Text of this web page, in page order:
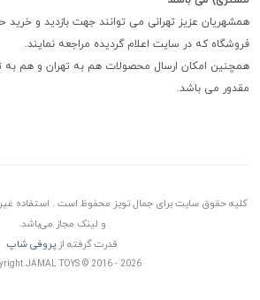
همشهریان عزیز تهرانی می توانند جهت بازدید و
فروشگاه که در سایت اعلام گردیده مراجعه نمایند.
همچنین امکان ارسال محصولات هم به تهران و هم به
مقدور می باشد.
کلیه حقوق سایت برای جمال تویز محفوظ است . استفاده
و لینک مجاز می‌باشد.
قدرت گرفته ازپروفی شاپ
JAMAL TOYS © 2016 - 2026